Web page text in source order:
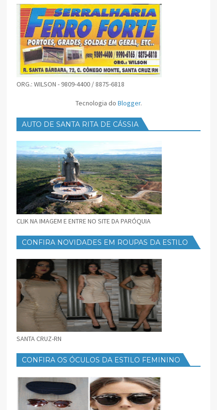
ORG.: WILSON - 9809-4400 / 8875-6818
Tecnologia do Blogger.
AUTO DE SANTA RITA DE CÁSSIA
CLIK NA IMAGEM E ENTRE NO SITE DA PARÓQUIA
CONFIRA NOVIDADES EM ROUPAS DA ESTILO
SANTA CRUZ-RN
CONFIRA OS ÓCULOS DA ESTILO FEMININO